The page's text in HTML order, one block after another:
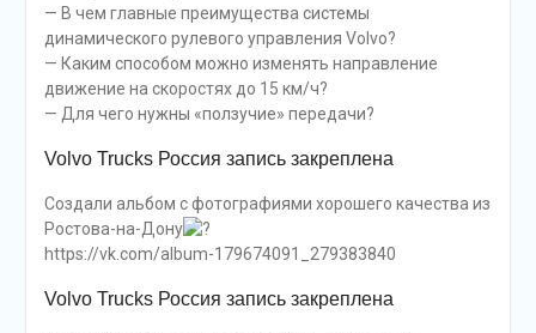
— В чем главные преимущества системы
динамического рулевого управления Volvo?
— Каким способом можно изменять направление
движение на скоростях до 15 км/ч?
— Для чего нужны «ползучие» передачи?
Volvo Trucks Россия запись закреплена
Создали альбом с фотографиями хорошего качества из
Ростова-на-Дону
https://vk.com/album-179674091_279383840
Volvo Trucks Россия запись закреплена